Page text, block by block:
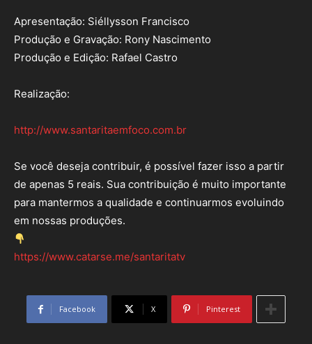
Apresentação: Siéllysson Francisco
Produção e Gravação: Rony Nascimento
Produção e Edição: Rafael Castro
Realização:
http://www.santaritaemfoco.com.br
Se você deseja contribuir, é possível fazer isso a partir
de apenas 5 reais. Sua contribuição é muito importante
para mantermos a qualidade e continuarmos evoluindo
em nossas produções.
https://www.catarse.me/santaritatv
Facebook X Pinterest